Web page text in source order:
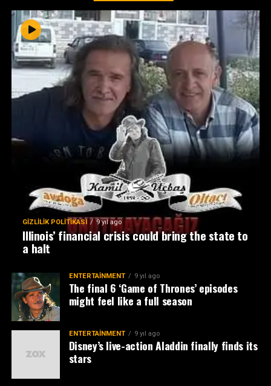
GIZLILIK POLITIKASI 9 yıl ago
Illinois’ financial crisis could bring the state to
a halt
ENTERTAINMENT 9 yıl ago
The final 6 ‘Game of Thrones’ episodes
might feel like a full season
ENTERTAINMENT 9 yıl ago
Disney’s live-action Aladdin finally finds its
stars